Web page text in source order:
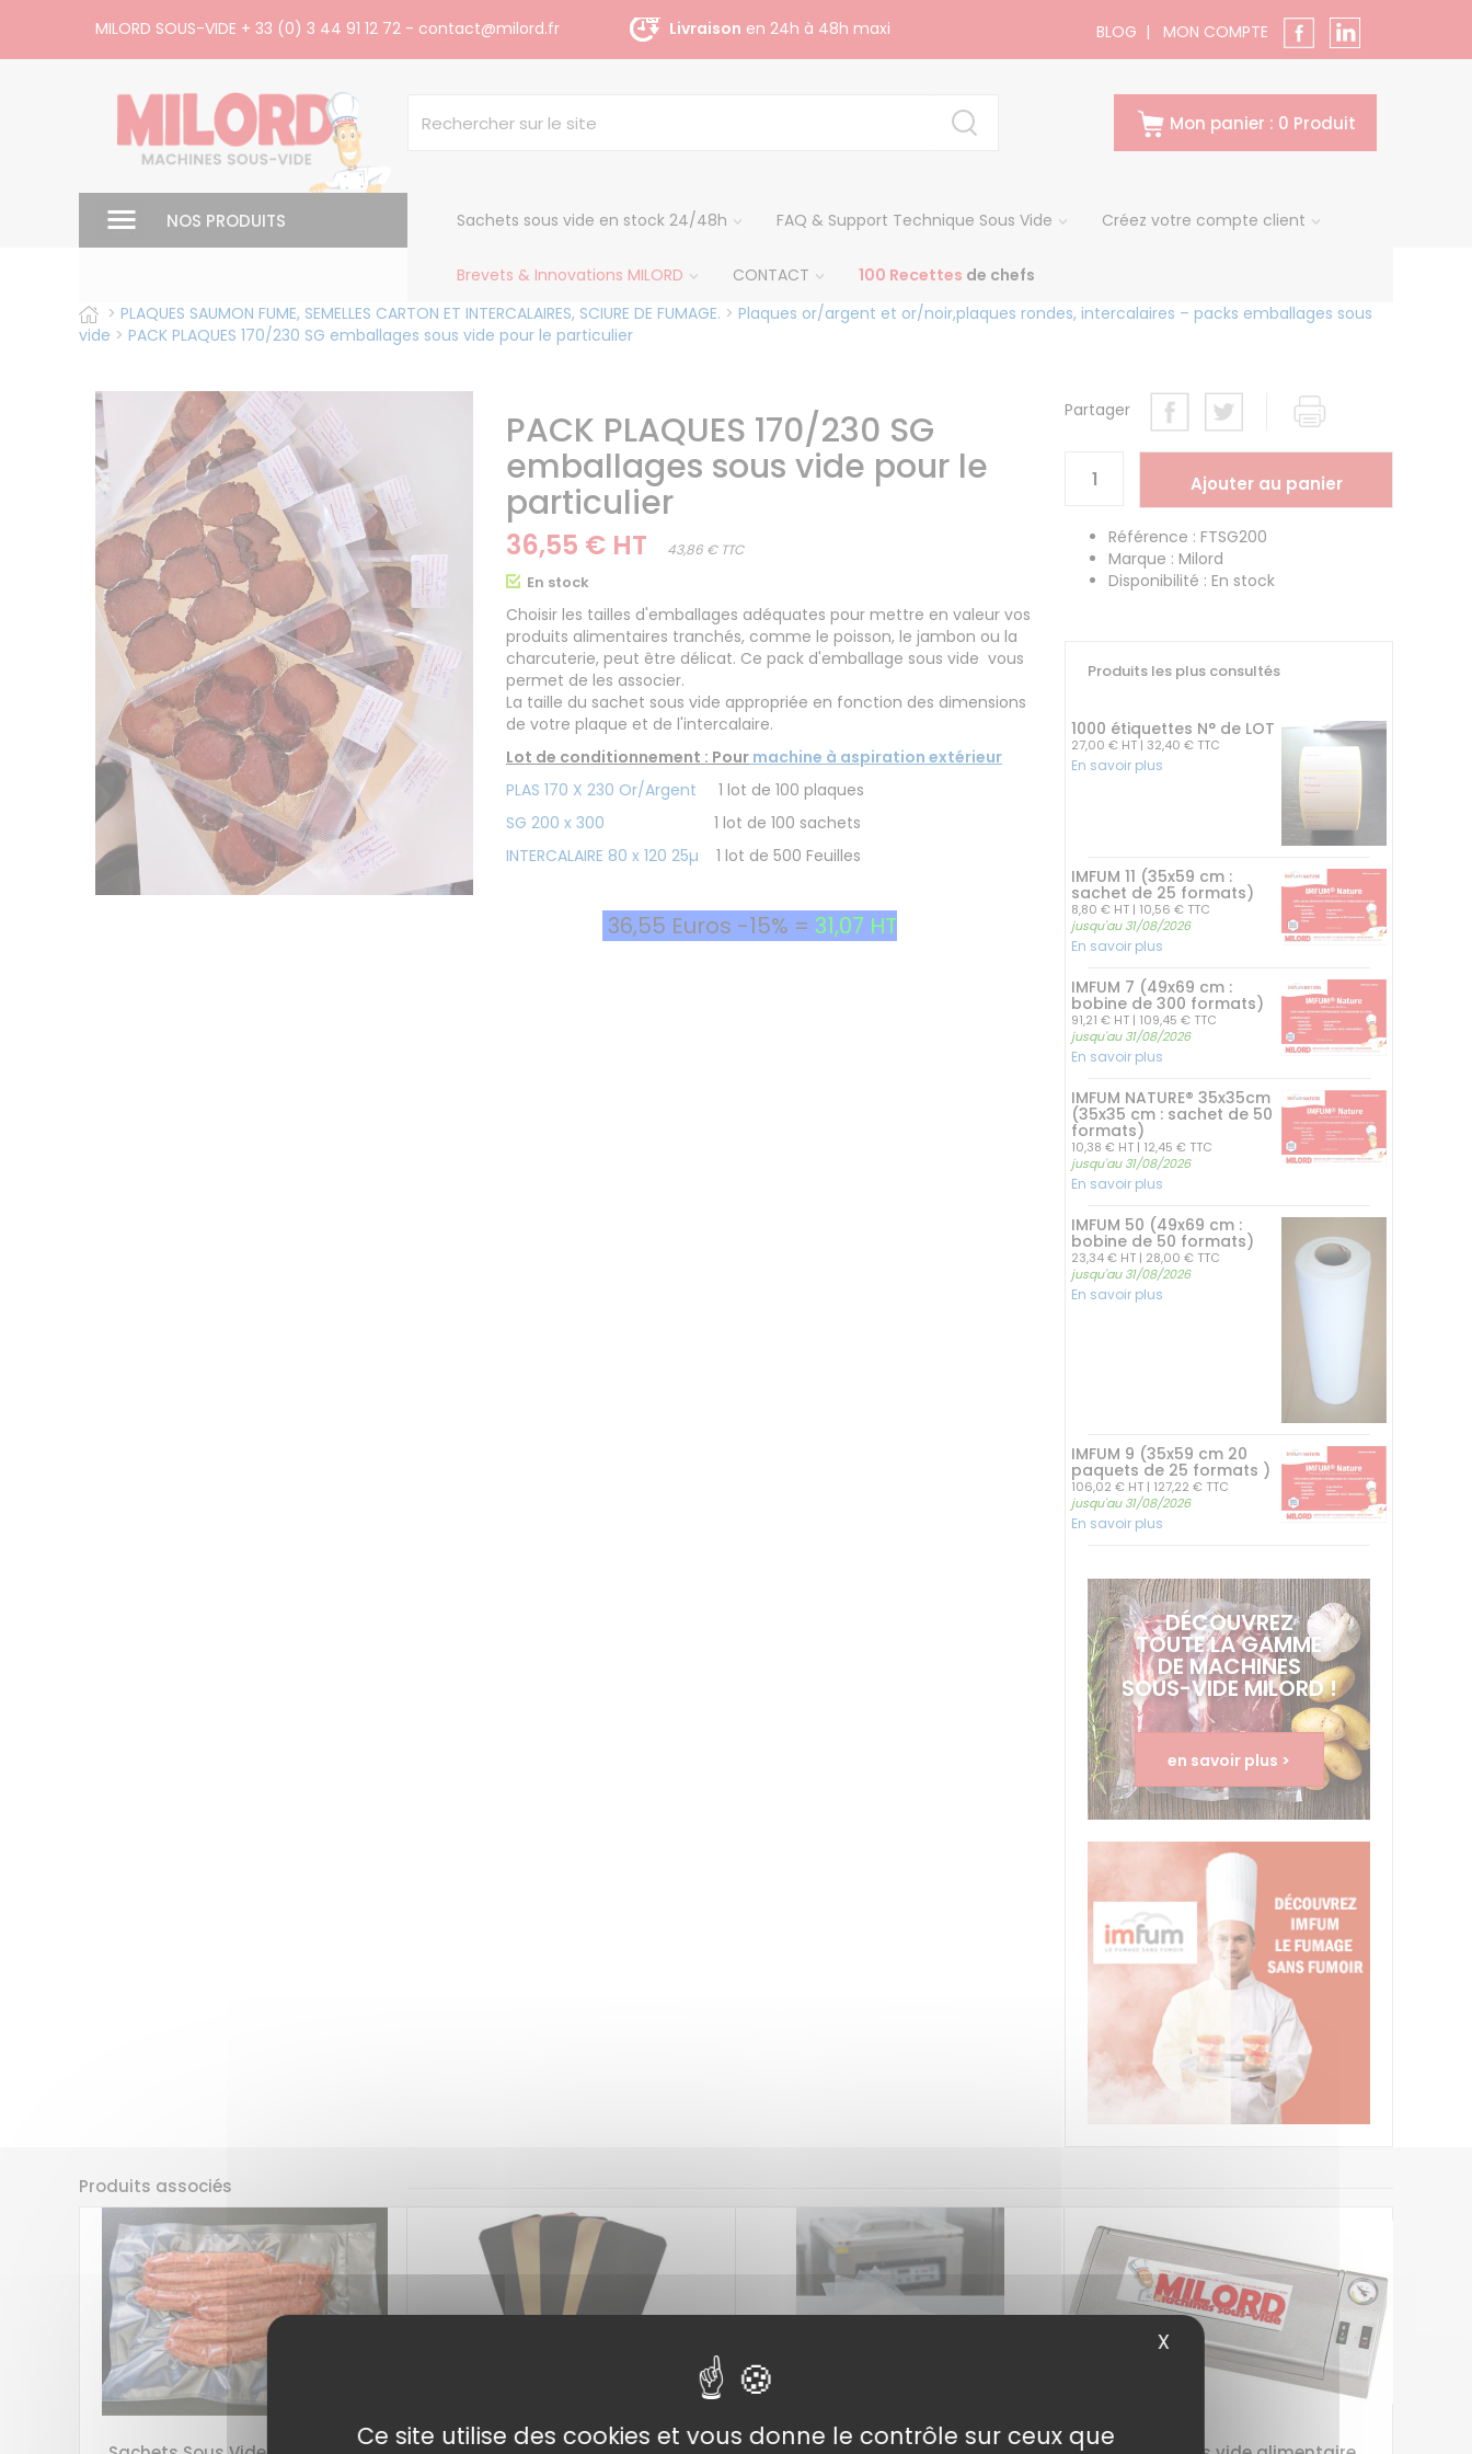
MILORD SOUS-VIDE + 33 (0) 3 44 91 12 72 - contact@milord.fr Livraison gratuite dès 140 € H.T BLOG | MON COMPTE
Mon panier : 0 Produit
NOS PRODUITS Sachets sous vide en stock 24/48h FAQ & Support Technique Sous Vide Créez votre compte client
Brevets & Innovations MILORD CONTACT 100 Recettes de chefs
> PLAQUES SAUMON FUME, SEMELLES CARTON ET INTERCALAIRES, SCIURE DE FUMAGE. > Plaques or/argent et or/noir,plaques rondes, intercalaires – packs emballages sous
vide > PACK PLAQUES 170/230 SG emballages sous vide pour le particulier
PACK PLAQUES 170/230 SG
emballages sous vide pour le
particulier
36,55 € HT 43,86 € TTC
En stock
Choisir les tailles d'emballages adéquates pour mettre en valeur vos
produits alimentaires tranchés, comme le poisson, le jambon ou la
charcuterie, peut être délicat. Ce pack d'emballage sous vide vous
permet de les associer.
La taille du sachet sous vide appropriée en fonction des dimensions
de votre plaque et de l'intercalaire.
Lot de conditionnement : Pour machine à aspiration extérieur
PLAS 170 X 230 Or/Argent
1 lot de 100 plaques
SG 200 x 300 1 lot de 100 sachets
INTERCALAIRE 80 x 120 25µ 1 lot de 500 Feuilles
36,55 Euros -15% = 31,07 HT
Partager
Référence : FTSG200
Marque : Milord
Disponibilité : En stock
Produits les plus consultés
1000 étiquettes N° de LOT
27,00 € HT | 32,40 € TTC
En savoir plus
IMFUM 11 (35x59 cm :
sachet de 25 formats)
8,80 € HT | 10,56 € TTC
jusqu'au 31/08/2026
En savoir plus
IMFUM 7 (49x69 cm :
bobine de 300 formats)
91,21 € HT | 109,45 € TTC
jusqu'au 31/08/2026
En savoir plus
IMFUM NATURE® 35x35cm
(35x35 cm : sachet de 50
formats)
10,38 € HT | 12,45 € TTC
jusqu'au 31/08/2026
En savoir plus
IMFUM 50 (49x69 cm :
bobine de 50 formats)
23,34 € HT | 28,00 € TTC
jusqu'au 31/08/2026
En savoir plus
IMFUM 9 (35x59 cm 20
paquets de 25 formats )
106,02 € HT | 127,22 € TTC
jusqu'au 31/08/2026
En savoir plus
DÉCOUVREZ
TOUTE LA GAMME
DE MACHINES
SOUS-VIDE MILORD !
en savoir plus >
Produits associés
Ce site utilise des cookies et vous donne le contrôle sur ceux que
X Masquer le bandeau des